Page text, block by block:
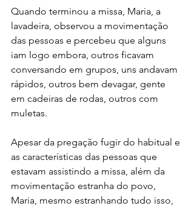
Quando terminou a missa, Maria, a
lavadeira, observou a movimentação
das pessoas e percebeu que alguns
iam logo embora, outros ficavam
conversando em grupos, uns andavam
rápidos, outros bem devagar, gente
em cadeiras de rodas, outros com
muletas.
Apesar da pregação fugir do habitual e
as características das pessoas que
estavam assistindo a missa, além da
movimentação estranha do povo,
Maria, mesmo estranhando tudo isso,